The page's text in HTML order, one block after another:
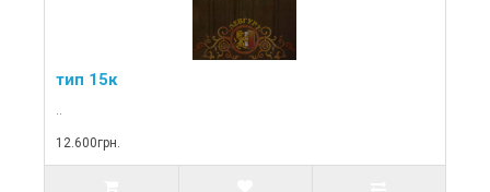
тип 15к
..
12.600грн.